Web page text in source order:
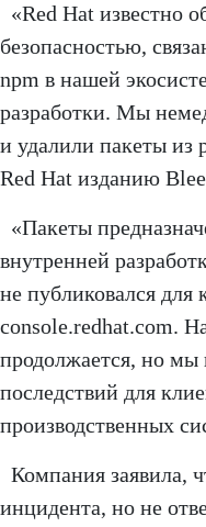
«Red Hat известно
безопасностью,
npm в нашей
разработки. Мы
и удалили пакеты из
Red Hat изданию
«Пакеты
внутренней
не публиковался для
console.redhat.com.
продолжается, но мы
последствий для
производственных
Компания заявила,
инцидента, но не